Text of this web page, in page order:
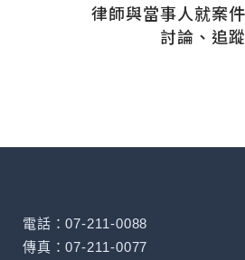
律師與當事人就案
討論、追蹤
電話：07-211-0088
傳真：07-211-0077